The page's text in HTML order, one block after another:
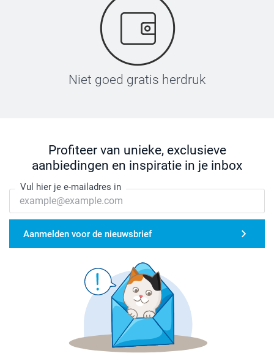
Niet goed gratis herdruk
Profiteer van unieke, exclusieve
aanbiedingen en inspiratie in je inbox
Vul hier je e-mailadres in
Aanmelden voor de nieuwsbrief